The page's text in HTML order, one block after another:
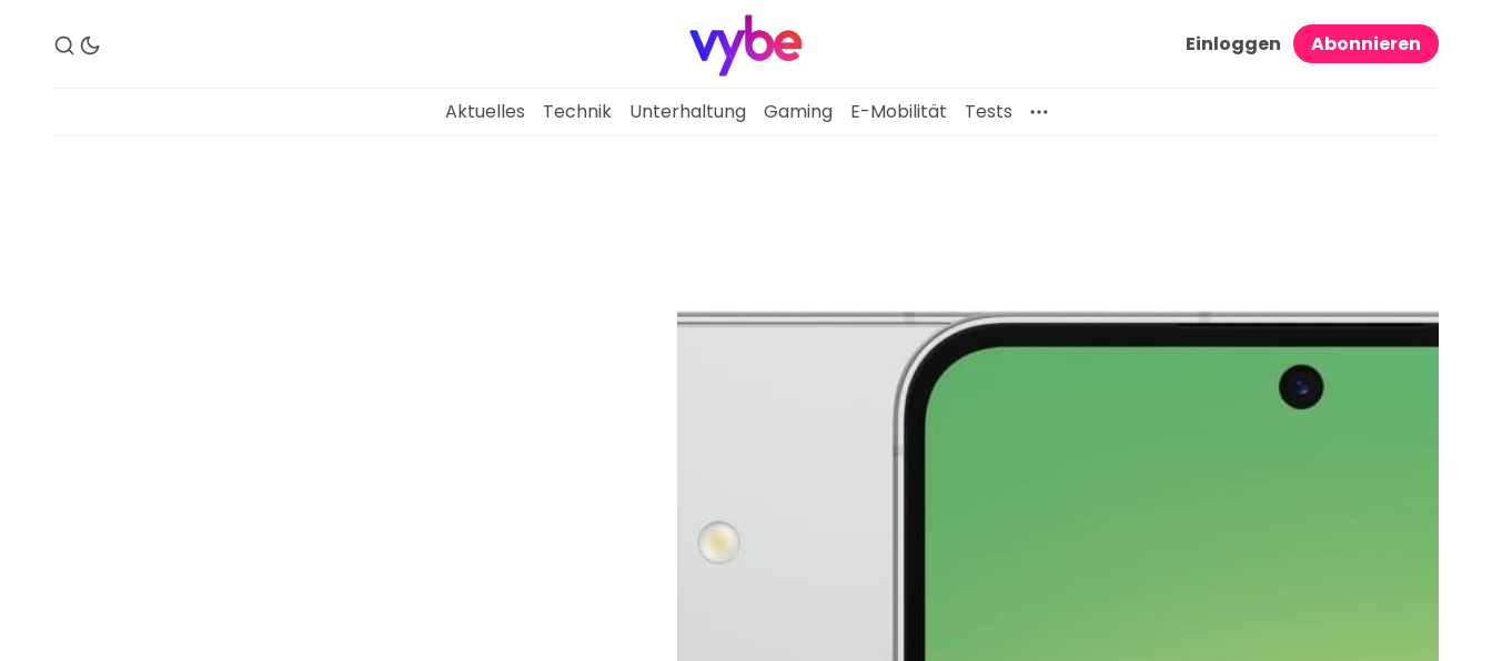
Tests
Einloggen Abonnieren
Aktuelles Technik Unterhaltung Gaming E-Mobilität Tests